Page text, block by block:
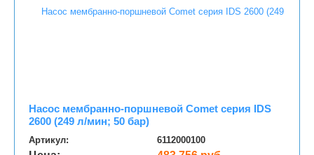
Насос мембранно-поршневой Comet серия IDS
2600 (249 л/мин; 50 бар)
Артикул: 6112000100